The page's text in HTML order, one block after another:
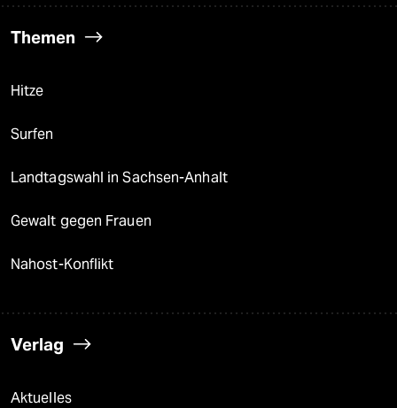
Themen
Hitze
Surfen
Landtagswahl in Sachsen-Anhalt
Gewalt gegen Frauen
Nahost-Konflikt
Verlag
Aktuelles